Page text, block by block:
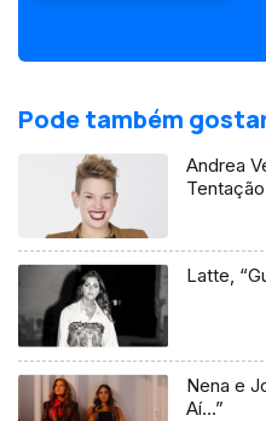
Pode também
Andrea
Tentação
Latte,
Nena e
Aí…”